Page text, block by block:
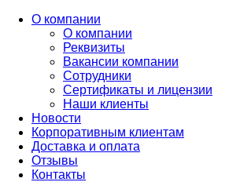
О компании
О компании
Реквизиты
Вакансии компании
Сотрудники
Сертификаты и лицензии
Наши клиенты
Новости
Корпоративным клиентам
Доставка и оплата
Отзывы
Контакты